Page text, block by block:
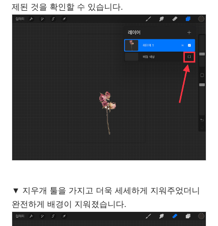
제된 것을 확인할 수 있습니다.
▼ 지우개 툴을 가지고 더욱 세세하게 지워주었더니
완전하게 배경이 지워졌습니다.